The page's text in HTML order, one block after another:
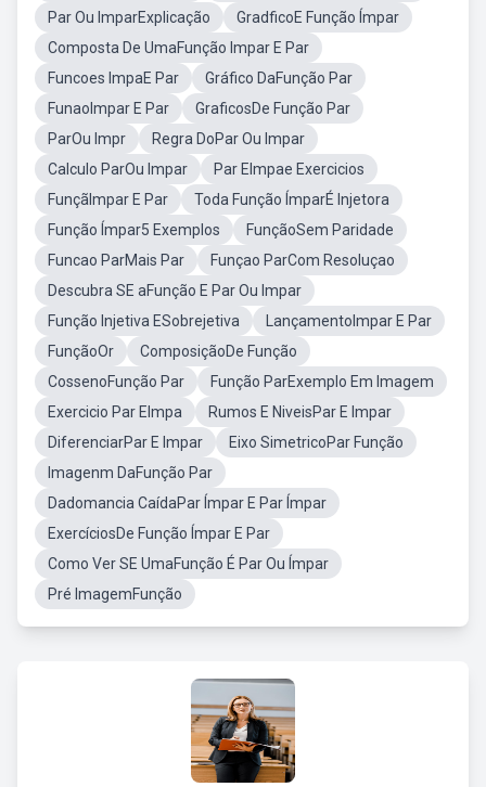
Par Ou ImparExplicação
GradficoE Função Ímpar
Composta De UmaFunção Impar E Par
Funcoes ImpaE Par
Gráfico DaFunção Par
FunaoImpar E Par
GraficosDe Função Par
ParOu Impr
Regra DoPar Ou Impar
Calculo ParOu Impar
Par EImpae Exercicios
FunçãImpar E Par
Toda Função ÍmparÉ Injetora
Função Ímpar5 Exemplos
FunçãoSem Paridade
Funcao ParMais Par
Funçao ParCom Resoluçao
Descubra SE aFunção E Par Ou Impar
Função Injetiva ESobrejetiva
LançamentoImpar E Par
FunçãoOr
ComposiçãoDe Função
CossenoFunção Par
Função ParExemplo Em Imagem
Exercicio Par EImpa
Rumos E NiveisPar E Impar
DiferenciarPar E Impar
Eixo SimetricoPar Função
Imagenm DaFunção Par
Dadomancia CaídaPar Ímpar E Par Ímpar
ExercíciosDe Função Ímpar E Par
Como Ver SE UmaFunção É Par Ou Ímpar
Pré ImagemFunção